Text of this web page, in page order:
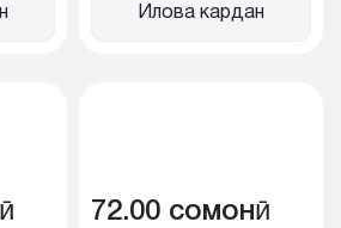
Илова кардан
72.00 сомонӣ